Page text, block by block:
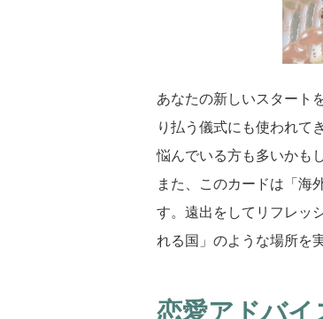
あなたの新しいスタート
り払う儀式にも使われて
悩んでいる方も多いかも
また、このカードは「海
す。遠出をしてリフレッ
れる国」のような場所を
恋愛アドバイ